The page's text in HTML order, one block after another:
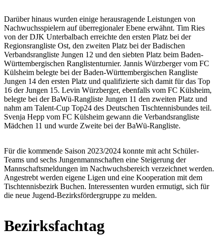
Darüber hinaus wurden einige herausragende Leistungen von
Nachwuchsspielern auf überregionaler Ebene erwähnt. Tim Ries
von der DJK Unterbalbach erreichte den ersten Platz bei der
Regionsrangliste Ost, den zweiten Platz bei der Badischen
Verbandsrangliste Jungen 12 und den siebten Platz beim Baden-
Württembergischen Ranglistenturnier. Jannis Würzberger vom FC
Külsheim belegte bei der Baden-Württembergischen Rangliste
Jungen 14 den ersten Platz und qualifizierte sich damit für das Top
16 der Jungen 15. Levin Würzberger, ebenfalls vom FC Külsheim,
belegte bei der BaWü-Rangliste Jungen 11 den zweiten Platz und
nahm am Talent-Cup Top24 des Deutschen Tischtennisbundes teil.
Svenja Hepp vom FC Külsheim gewann die Verbandsrangliste
Mädchen 11 und wurde Zweite bei der BaWü-Rangliste.
Für die kommende Saison 2023/2024 konnte mit acht Schüler-
Teams und sechs Jungenmannschaften eine Steigerung der
Mannschaftsmeldungen im Nachwuchsbereich verzeichnet werden.
Angestrebt werden eigene Ligen und eine Kooperation mit dem
Tischtennisbezirk Buchen. Interessenten wurden ermutigt, sich für
die neue Jugend-Bezirksfördergruppe zu melden.
Bezirksfachtag